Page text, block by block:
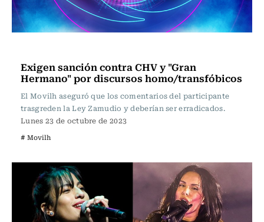
Exigen sanción contra CHV y "Gran
Hermano" por discursos homo/transfóbicos
El Movilh aseguró que los comentarios del participante
trasgreden la Ley Zamudio y deberían ser erradicados.
Lunes 23 de octubre de 2023
# Movilh